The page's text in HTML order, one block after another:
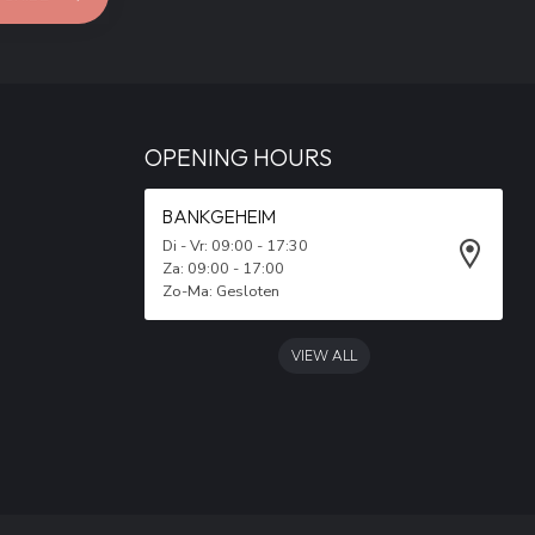
OPENING HOURS
BANKGEHEIM
Di - Vr: 09:00 - 17:30
Za: 09:00 - 17:00
Zo-Ma: Gesloten
VIEW ALL